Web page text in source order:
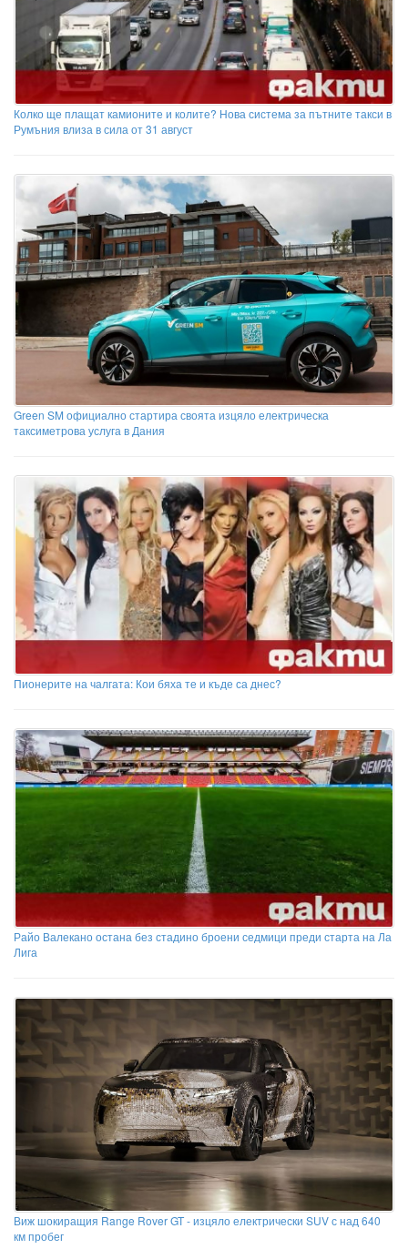
Колко ще плащат камионите и колите? Нова система за пътните такси в
Румъния влиза в сила от 31 август
Green SM официално стартира своята изцяло електрическа
таксиметрова услуга в Дания
Пионерите на чалгата: Кои бяха те и къде са днес?
Райо Валекано остана без стадино броени седмици преди старта на Ла
Лига
Виж шокиращия Range Rover GT - изцяло електрически SUV с над 640
км пробег